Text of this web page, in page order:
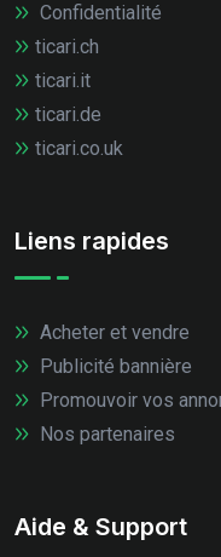
Confidentialité
ticari.ch
ticari.it
ticari.de
ticari.co.uk
Liens rapides
Acheter et vendre
Publicité bannière
Promouvoir vos
Nos partenaires
Aide & Support